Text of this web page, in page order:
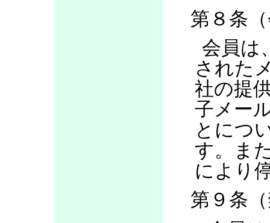
第８条
会員は
された
社の提
子メー
とにつ
す。ま
により
第９条